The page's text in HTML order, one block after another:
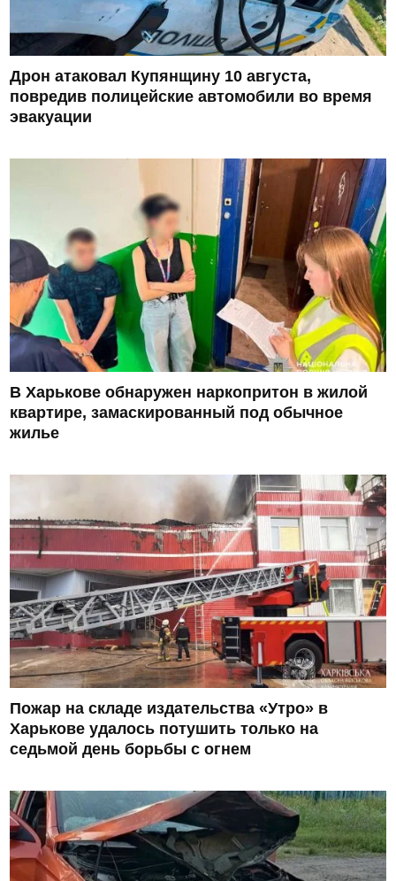
Дрон атаковал Купянщину 10 августа,
повредив полицейские автомобили во время
эвакуации
В Харькове обнаружен наркопритон в жилой
квартире, замаскированный под обычное
жилье
Пожар на складе издательства «Утро» в
Харькове удалось потушить только на
седьмой день борьбы с огнем